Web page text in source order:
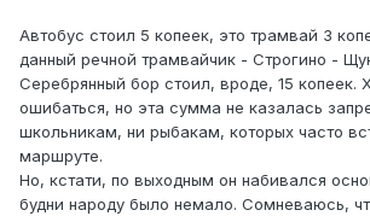
Автобус стоил 5 копеек, это трамвай 3
данный речной трамвайчик - Строгино -
Серебрянный бор стоил, вроде, 15 копеек.
ошибаться, но эта сумма не казалась
школьникам, ни рыбакам, которых часто
маршруте.
Но, кстати, по выходным он набивался
будни народу было немало. Сомневаюсь,